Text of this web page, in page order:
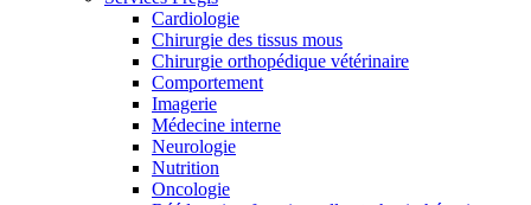
Cardiologie
Chirurgie des tissus mous
Chirurgie orthopédique vétérinaire
Comportement
Imagerie
Médecine interne
Neurologie
Nutrition
Oncologie